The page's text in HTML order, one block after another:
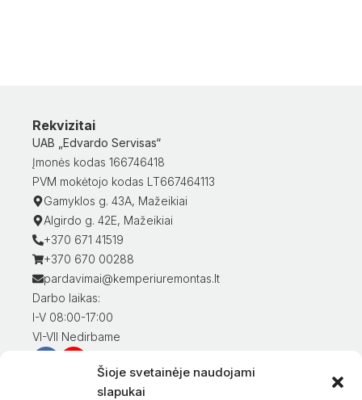
Šioje svetainėje naudojami
slapukai
Rekvizitai
UAB „Edvardo Servisas“
Įmonės kodas 166746418
PVM mokėtojo kodas LT667464113
Gamyklos g. 43A, Mažeikiai
Algirdo g. 42E, Mažeikiai
+370 671 41519
+370 670 00288
pardavimai@kemperiuremontas.lt
Darbo laikas:
I-V 08:00-17:00
VI-VII Nedirbame
Informacija klientams